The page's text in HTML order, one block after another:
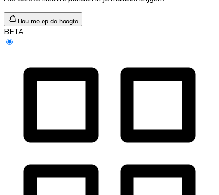
Hou me op de hoogte
BETA